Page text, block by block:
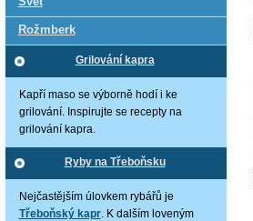
Rožmberk
Grilování kapra
Kapří maso se výborně hodí i ke
grilování. Inspirujte se recepty na
grilování kapra.
Ryby na Třeboňsku
Nejčastějším úlovkem rybářů je
Třeboňský kapr. K dalším loveným